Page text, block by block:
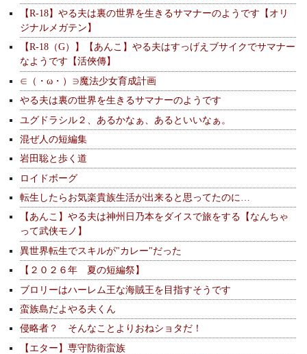
【R-18】やる夫は裏の世界を生きるサマナーのようです【オリ
ジナルメガテン】
【R-18（G）】【あんこ】やる夫はすっげえブサイクでサマナー
なようです【活俠傳】
∈（・ω・）∋魔法少女育成計画
やる夫は裏の世界を生きるサマナーのようです
ユグドラシル２、あるかなぁ、あるといいなぁ。
混ぜ人の短編集
岩田聡と歩く道
ロイドボーグ
転生したらお気楽貴族生活が出来ると思ってたのに…
【あんこ】やる夫は神州日乃本をダイスで旅をする【なんちゃ
って武侠モノ】
異世界転生でスキルが"カレー"だった
【２０２６年 夏の短編祭】
ブロリーはハーレム王な海賊王を目指すそうです
蛮族島だよやる夫くん
侵略者？ そんなことよりおねショタだ！
【エター】専守防衛蛮族